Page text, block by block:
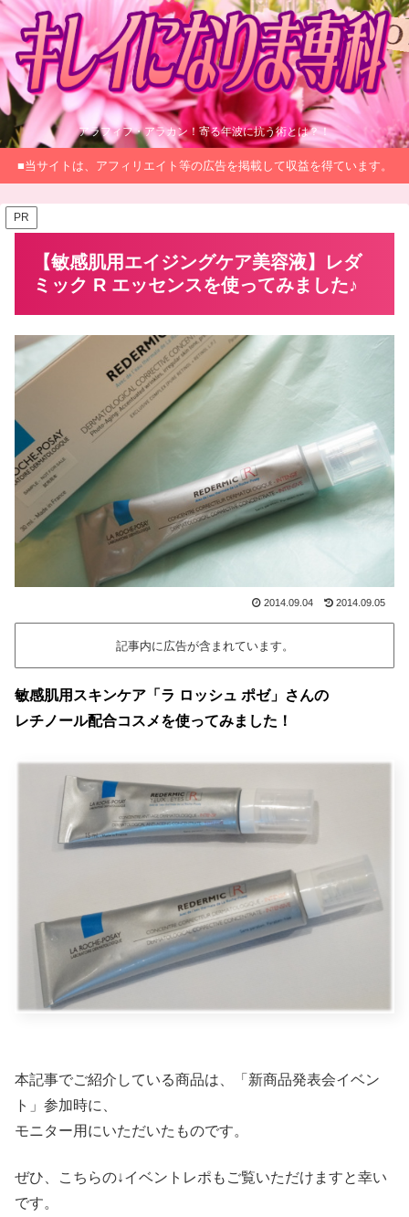
アラフィフ・アラカン！寄る年波に抗う術とは？！
■当サイトは、アフィリエイト等の広告を掲載して収益を得ています。
PR
【敏感肌用エイジングケア美容液】レダ
ミック R エッセンスを使ってみました♪
2014.09.04 2014.09.05
記事内に広告が含まれています。
敏感肌用スキンケア「ラ ロッシュ ポゼ」さんの
レチノール配合コスメを使ってみました！
本記事でご紹介している商品は、「新商品発表会イベン
ト」参加時に、
モニター用にいただいたものです。
ぜひ、こちらの↓イベントレポもご覧いただけますと幸い
です。